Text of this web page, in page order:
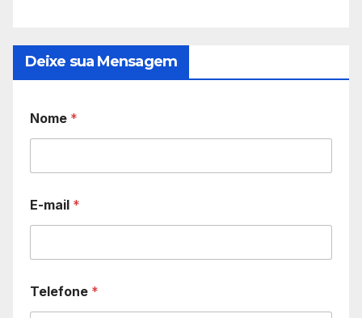
Deixe sua Mensagem
Nome *
E-mail *
Telefone *